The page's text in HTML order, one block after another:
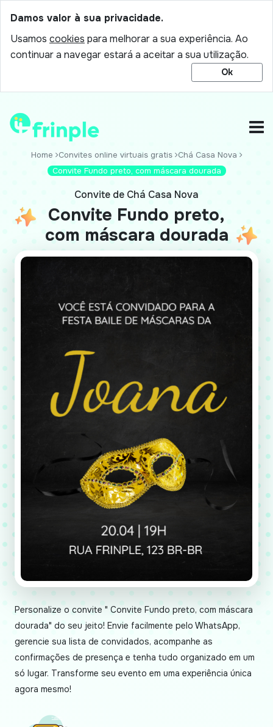
Damos valor à sua privacidade.
Usamos cookies para melhorar a sua experiência. Ao
continuar a navegar estará a aceitar a sua utilização.
Ok
Home Convites online virtuais gratis
Chá Casa Nova
Convite Fundo preto, com máscara dourada
Convite de Chá Casa Nova
Convite Fundo preto,
com máscara dourada
Personalize o convite " Convite Fundo preto, com máscara
dourada" do seu jeito! Envie facilmente pelo WhatsApp,
gerencie sua lista de convidados, acompanhe as
confirmações de presença e tenha tudo organizado em um
só lugar. Transforme seu evento em uma experiência única
agora mesmo!